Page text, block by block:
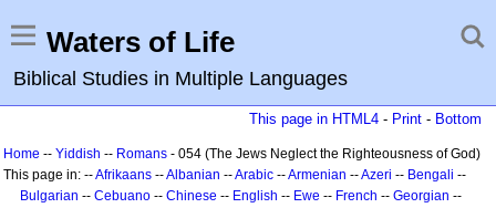
Waters of Life
Biblical Studies in Multiple Languages
This page in HTML4 - Print - Bottom
Home -- Yiddish -- Romans - 054 (The Jews Neglect the Righteousness of God)
This page in: --Afrikaans --Albanian --Arabic --Armenian --Azeri -- Bengali --
Bulgarian -- Cebuano -- Chinese -- English -- Ewe -- French -- Georgian --